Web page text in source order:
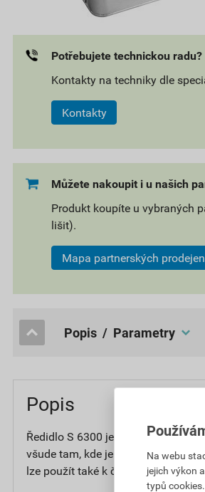
Potřebujete technickou radu?
Kontakty na techniky dle
Kontakty
Můžete nakoupit i u našich
Produkt koupíte u vybraných
lišit).
Mapa partnerských prodejen
popis / Parametry
Popis
Ředidlo S 6300 je určeno k ředění
všude tam, kde je výrobcem
lze použít také k čištění
Na webu
jejich výkon
typů